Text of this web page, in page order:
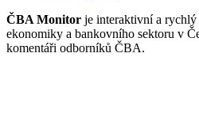
ČBA Monitor je interaktivní a
ekonomiky a bankovního sektoru v
komentáři odborníků ČBA.